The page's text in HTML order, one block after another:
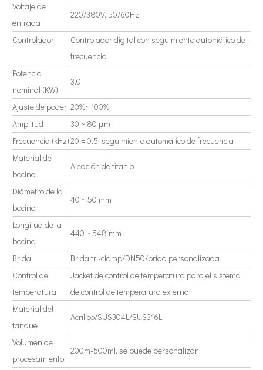
Actualmente, la investigación sobre la extracción de antioxidantes y
Voltaje de
entrada
220/380V, 50/60Hz
Controlador
Controlador digital con seguimiento automático de
frecuencia
Potencia
nominal (KW)
3.0
Ajuste de poder 20%~ 100%
Amplitud
30 ~ 80 μm
Frecuencia (kHz)20 ± 0.5, seguimiento automático de frecuencia
Material de
bocina
Aleación de titanio
Diámetro de la
bocina
40 ~ 50 mm
Longitud de la
bocina
440 ~ 548 mm
Brida
Brida tri-clamp/DN50/brida personalizada
Control de
temperatura
Jacket de control de temperatura para el sistema
de control de temperatura externa
Material del
tanque
Acrílico/SUS304L/SUS316L
Volumen de
procesamiento
200m-500ml, se puede personalizar